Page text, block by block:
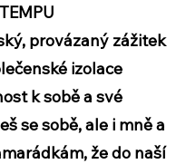
provázaný zážitek
izolace
k sobě a své
se sobě, ale i mně a
že do naší